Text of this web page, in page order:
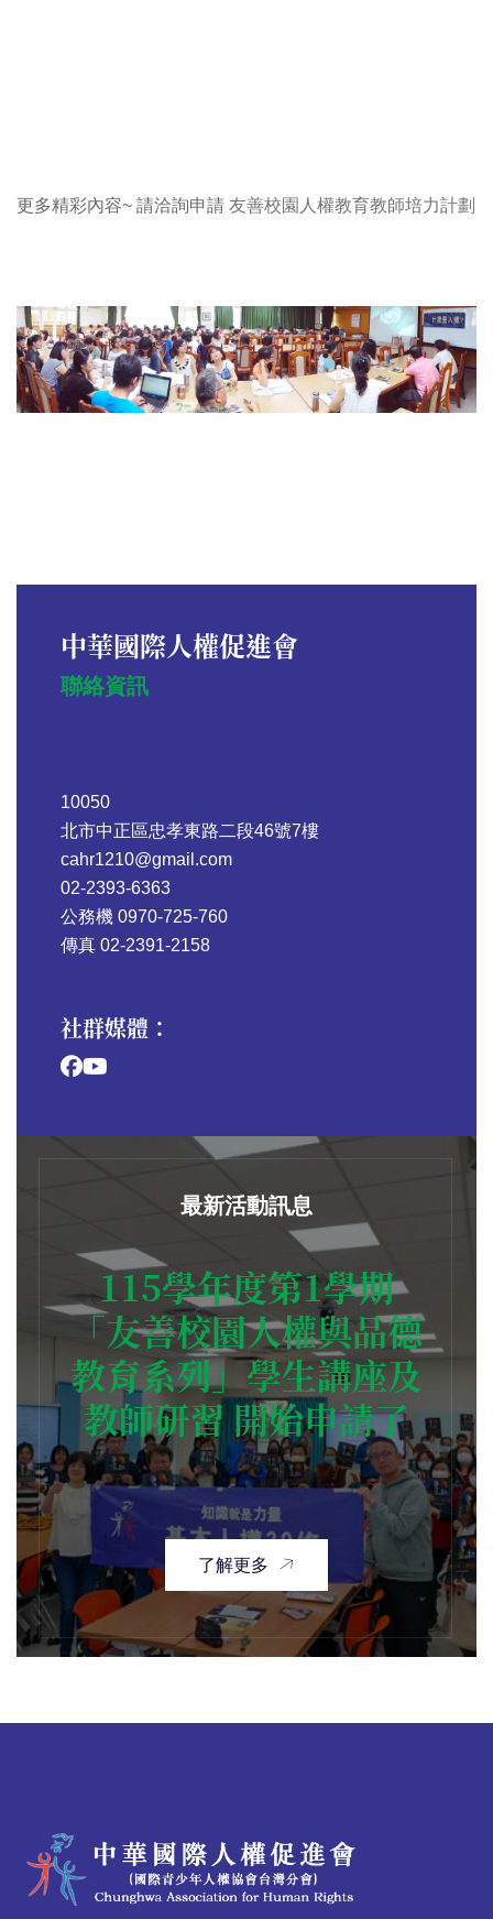
更多精彩內容~ 請洽詢申請 友善校園人權教育教師培力計劃
中華國際人權促進會
聯絡資訊
10050
北市中正區忠孝東路二段46號7樓
cahr1210@gmail.com
02-2393-6363
公務機 0970-725-760
傳真 02-2391-2158
社群媒體：
最新活動訊息
115學年度第1學期
「友善校園人權與品德
教育系列」學生講座及
教師研習 開始申請了
了解更多